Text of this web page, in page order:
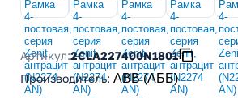
Артикул:2CLA227400N1801
Производитель: ABB (АББ)